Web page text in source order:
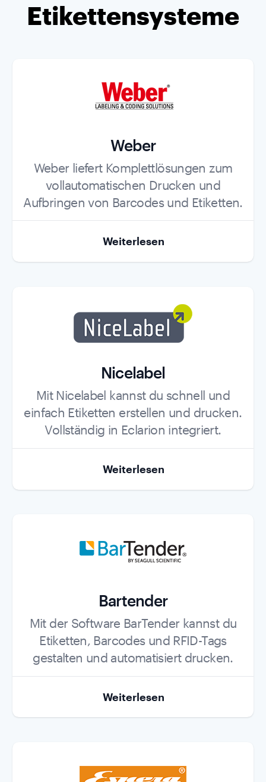
Etikettensysteme
Weber
Weber liefert Komplettlösungen zum
vollautomatischen Drucken und
Aufbringen von Barcodes und Etiketten.
Role
Weiterlesen
Nicelabel
Mit Nicelabel kannst du schnell und
einfach Etiketten erstellen und drucken.
Vollständig in Eclarion integriert.
Role
Weiterlesen
Bartender
Mit der Software BarTender kannst du
Etiketten, Barcodes und RFID-Tags
gestalten und automatisiert drucken.
Role
Weiterlesen